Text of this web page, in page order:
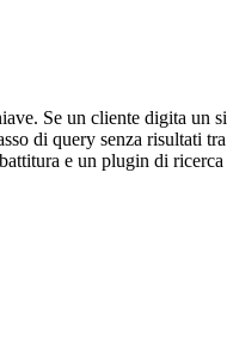
Se un cliente digita un
di query senza risultati
e un plugin di